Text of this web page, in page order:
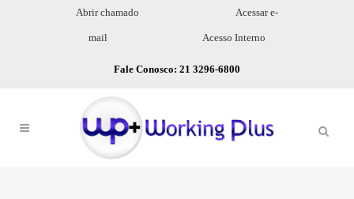
Abrir chamado Acessar e-
mail Acesso Interno
Fale Conosco: 21 3296-6800